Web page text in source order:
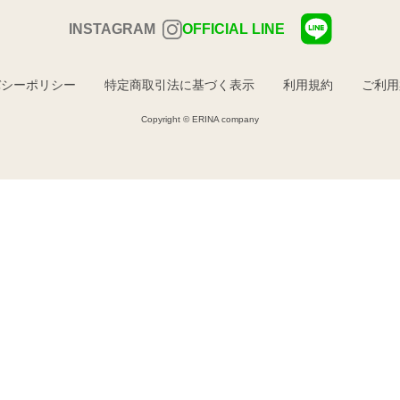
INSTAGRAM OFFICIAL LINE
ーポリシー 特定商取引法に基づく表示 利用規約 ご利
Copyright © ERINA company